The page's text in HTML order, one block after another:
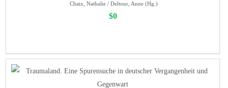
Chaix, Nathalie / Deltour, Anne (Hg.)
$0